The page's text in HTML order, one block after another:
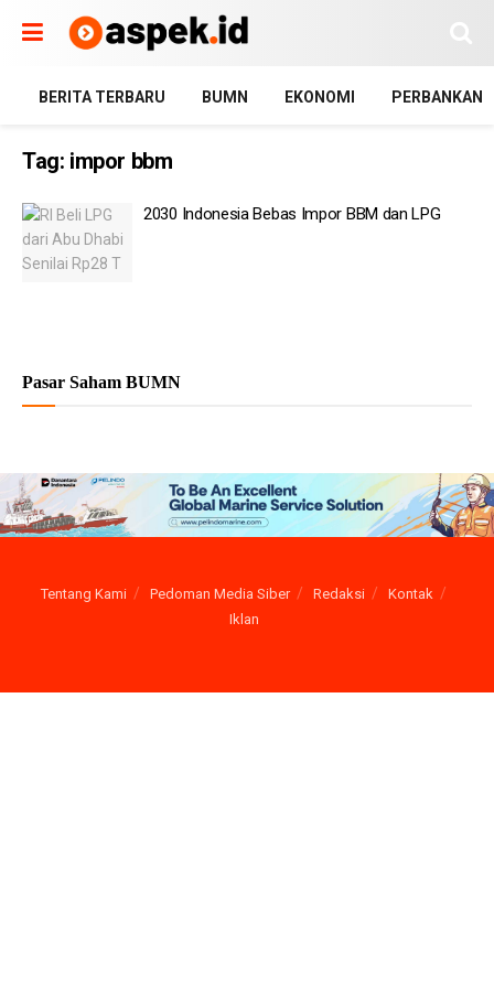
BERITA TERBARU BUMN EKONOMI PERBANKAN
Tag: impor bbm
2030 Indonesia Bebas Impor BBM dan LPG
Pasar Saham BUMN
Tentang Kami Pedoman Media Siber Redaksi
Kontak
Iklan